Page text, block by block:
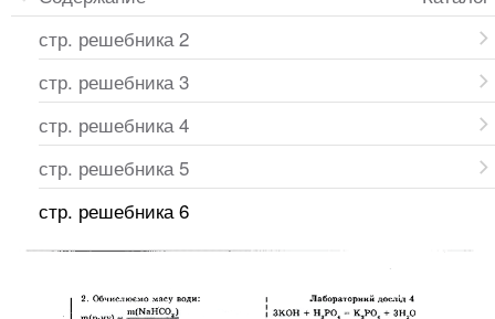
стр. решебника 2
стр. решебника 3
стр. решебника 4
стр. решебника 5
стр. решебника 6